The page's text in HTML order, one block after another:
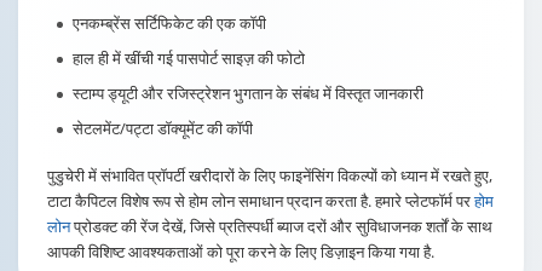
एनकम्ब्रेंस सर्टिफिकेट की एक कॉपी
हाल ही में खींची गई पासपोर्ट साइज़ की फोटो
स्टाम्प ड्यूटी और रजिस्ट्रेशन भुगतान के संबंध में विस्तृत जानकारी
सेटलमेंट/पट्टा डॉक्यूमेंट की कॉपी
पुडुचेरी में संभावित प्रॉपर्टी खरीदारों के लिए फाइनेंसिंग विकल्पों को ध्यान में रखते हुए,
टाटा कैपिटल विशेष रूप से होम लोन समाधान प्रदान करता है. हमारे प्लेटफॉर्म परहोम
लोनप्रोडक्ट की रेंज देखें, जिसे प्रतिस्पर्धी ब्याज दरों और सुविधाजनक शर्तों के साथ
आपकी विशिष्ट आवश्यकताओं को पूरा करने के लिए डिज़ाइन किया गया है.